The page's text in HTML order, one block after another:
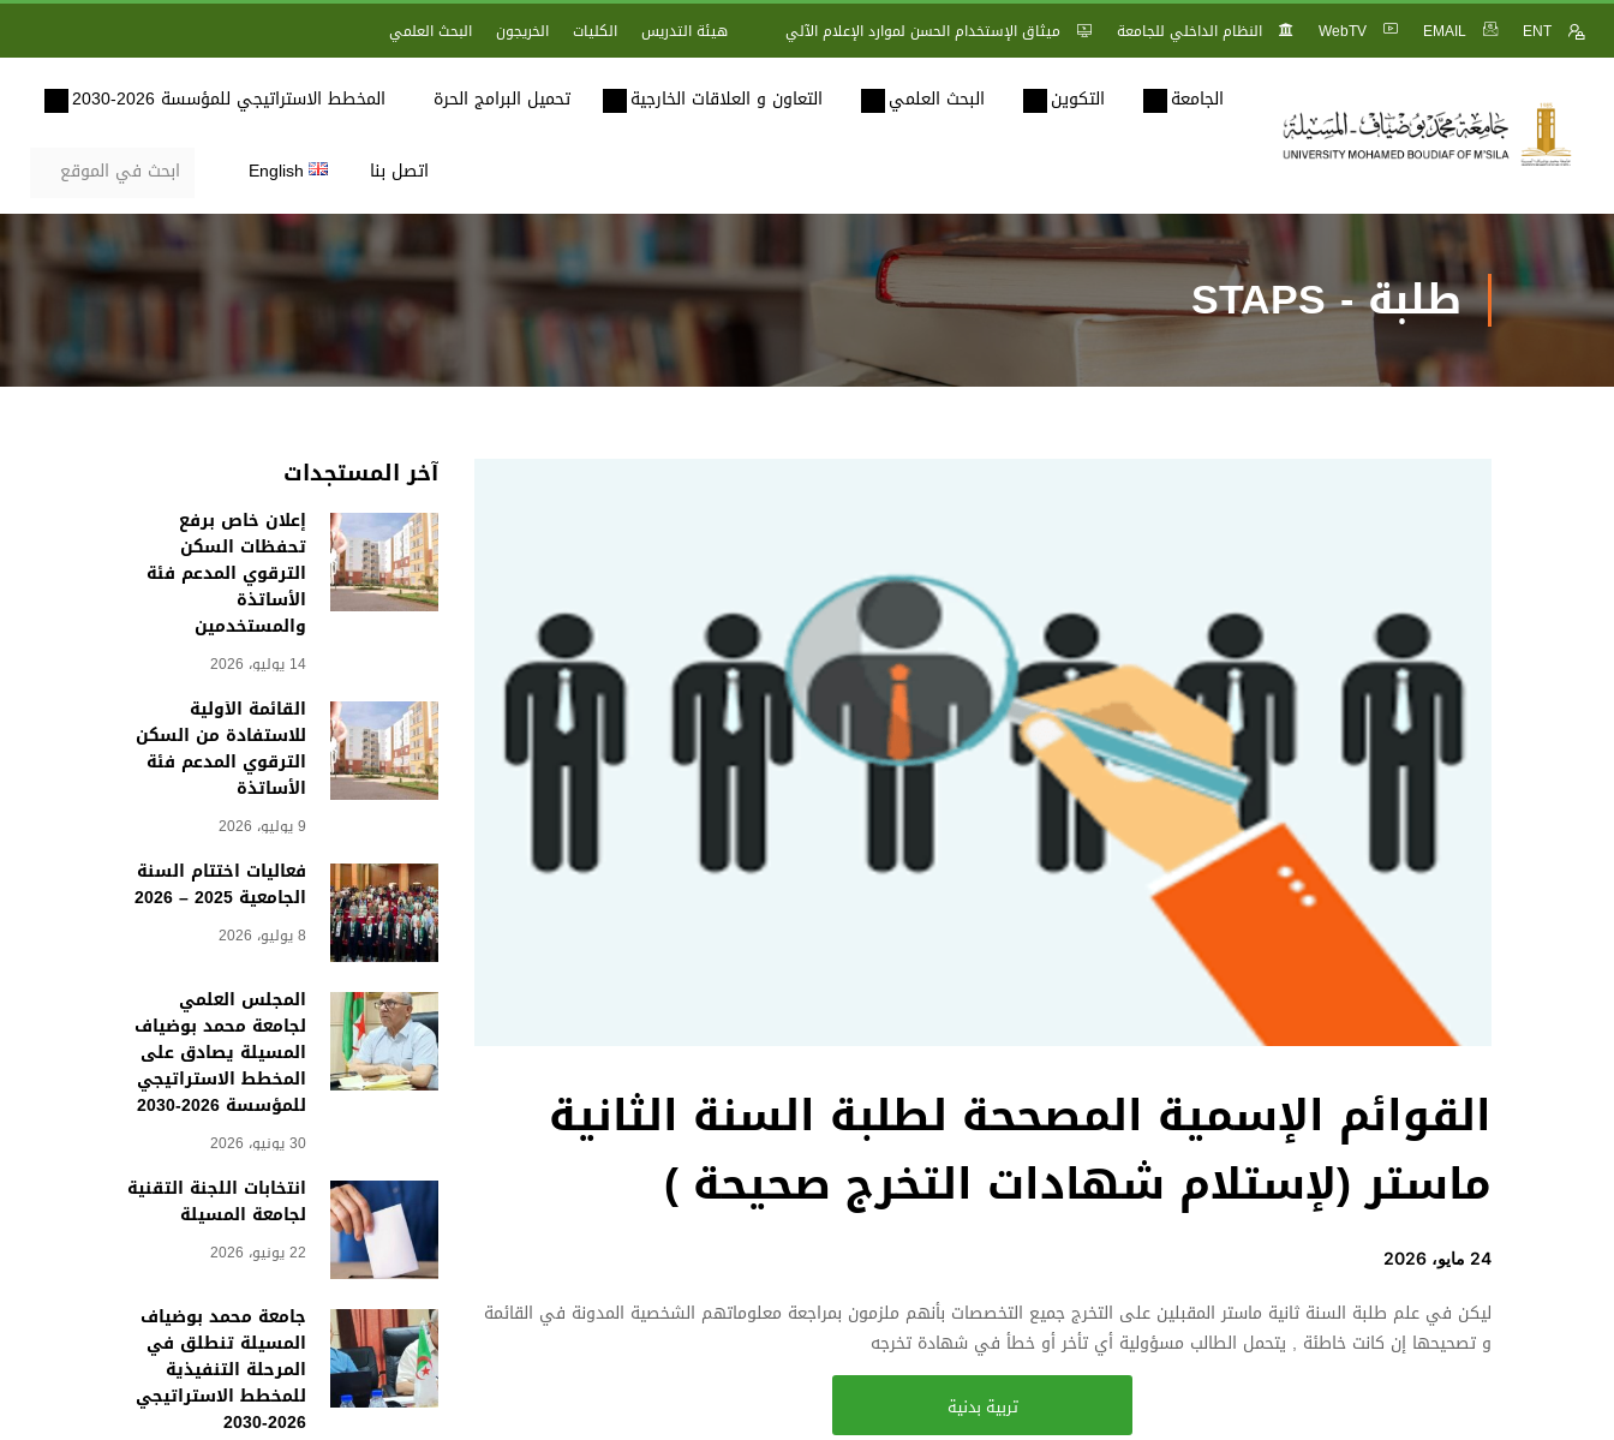
ENT
EMAIL
WebTV النظام الداخلي للجامعة ميثاق الإستخدام الحسن لموارد الإعلام الآلي هيئة التدريس الكليات الخريجون البحث العلمي
الجامعة التكوين البحث العلمي التعاون و العلاقات الخارجية تحميل البرامج الحرة المخطط الاستراتيجي للمؤسسة 2026-2030
اتصل بنا English
طلبة - STAPS
القوائم الإسمية المصححة لطلبة السنة الثانية
ماستر (لإستلام شهادات التخرج صحيحة )
24 مايو، 2026
ليكن في علم طلبة السنة ثانية ماستر المقبلين على التخرج جميع التخصصات بأنهم ملزمون بمراجعة معلوماتهم الشخصية المدونة في القائمة
و تصحيحها إن كانت خاطئة , يتحمل الطالب مسؤولية أي تأخر أو خطأ في شهادة تخرجه
تربية بدنية
آخر المستجدات
إعلان خاص برفع
تحفظات السكن
الترقوي المدعم فئة
الأساتذة
والمستخدمين
14 يوليو، 2026
القائمة الأولية
للاستفادة من السكن
الترقوي المدعم فئة
الأساتذة
9 يوليو، 2026
فعاليات اختتام السنة
الجامعية 2025 – 2026
8 يوليو، 2026
المجلس العلمي
لجامعة محمد بوضياف
المسيلة يصادق على
المخطط الاستراتيجي
للمؤسسة 2026-2030
30 يونيو، 2026
انتخابات اللجنة التقنية
لجامعة المسيلة
22 يونيو، 2026
جامعة محمد بوضياف
المسيلة تنطلق في
المرحلة التنفيذية
للمخطط الاستراتيجي
2026-2030